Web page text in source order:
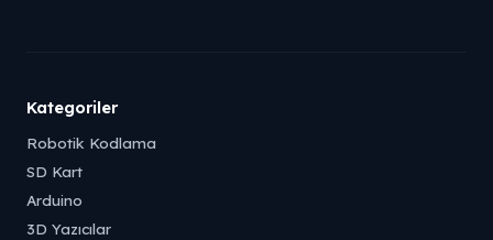
Kategoriler
Robotik Kodlama
SD Kart
Arduino
3D Yazıcılar